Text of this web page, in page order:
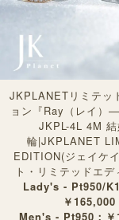
JKPLANETリミテッ
ョン『Ray（レイ）—
JKPL-4L 4M 結
輪|JKPLANET
EDITION(ジェイケ
ト・リミテッドエ
Lady's - Pt950/
￥165,000
Men's - Pt950：￥